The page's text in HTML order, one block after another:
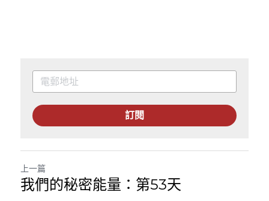
訂閱
上一篇
我們的秘密能量：第53天